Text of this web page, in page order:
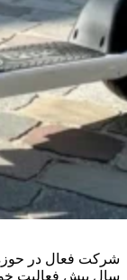
شرکت فعال در
سال پیش فعالیت